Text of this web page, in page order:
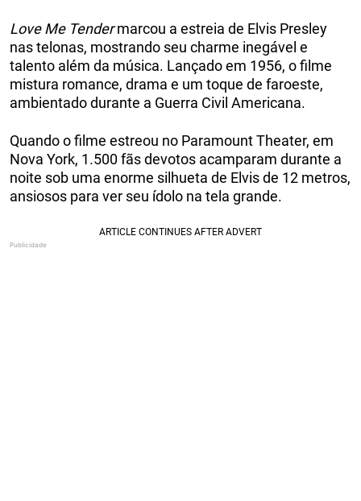
Love Me Tendermarcou a estreia de Elvis Presley
nas telonas, mostrando seu charme inegável e
talento além da música. Lançado em 1956, o filme
mistura romance, drama e um toque de faroeste,
ambientado durante a Guerra Civil Americana.
Quando o filme estreou no Paramount Theater, em
Nova York, 1.500 fãs devotos acamparam durante a
noite sob uma enorme silhueta de Elvis de 12 metros,
ansiosos para ver seu ídolo na tela grande.